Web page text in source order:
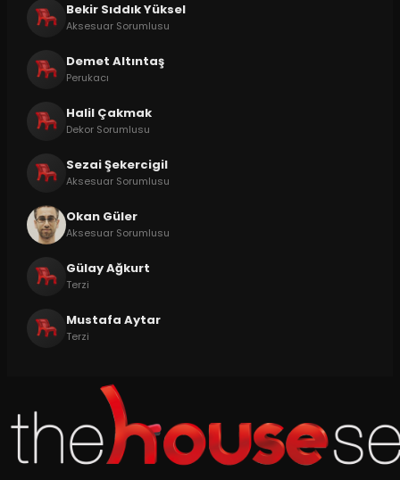
Bekir Sıddık Yüksel
Aksesuar Sorumlusu
Demet Altıntaş
Perukacı
Halil Çakmak
Dekor Sorumlusu
Sezai Şekercigil
Aksesuar Sorumlusu
Okan Güler
Aksesuar Sorumlusu
Gülay Ağkurt
Terzi
Mustafa Aytar
Terzi